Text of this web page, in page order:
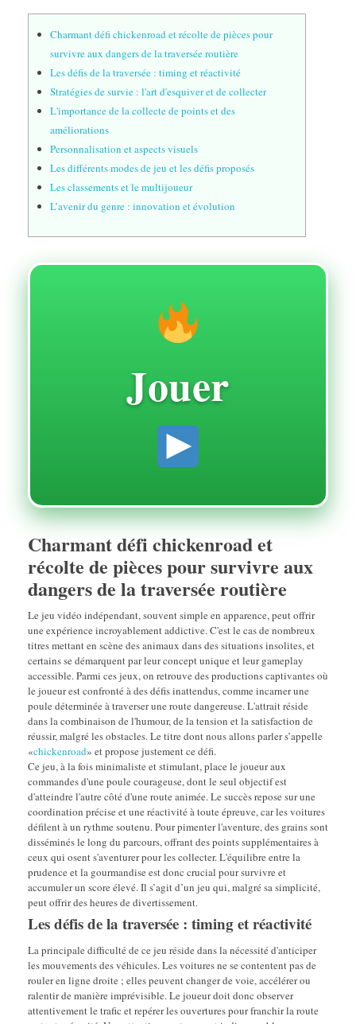
Charmant défi chickenroad et récolte de pièces pour
survivre aux dangers de la traversée routière
Les défis de la traversée : timing et réactivité
Stratégies de survie : l'art d'esquiver et de collecter
L'importance de la collecte de points et des
améliorations
Personnalisation et aspects visuels
Les différents modes de jeu et les défis proposés
Les classements et le multijoueur
L’avenir du genre : innovation et évolution
Jouer
Charmant défi chickenroad et
récolte de pièces pour survivre aux
dangers de la traversée routière
Le jeu vidéo indépendant, souvent simple en apparence, peut offrir
une expérience incroyablement addictive. C'est le cas de nombreux
titres mettant en scène des animaux dans des situations insolites, et
certains se démarquent par leur concept unique et leur gameplay
accessible. Parmi ces jeux, on retrouve des productions captivantes où
le joueur est confronté à des défis inattendus, comme incarner une
poule déterminée à traverser une route dangereuse. L'attrait réside
dans la combinaison de l'humour, de la tension et la satisfaction de
réussir, malgré les obstacles. Le titre dont nous allons parler s’appelle
«chickenroad» et propose justement ce défi.
Ce jeu, à la fois minimaliste et stimulant, place le joueur aux
commandes d'une poule courageuse, dont le seul objectif est
d'atteindre l'autre côté d'une route animée. Le succès repose sur une
coordination précise et une réactivité à toute épreuve, car les voitures
défilent à un rythme soutenu. Pour pimenter l'aventure, des grains sont
disséminés le long du parcours, offrant des points supplémentaires à
ceux qui osent s'aventurer pour les collecter. L'équilibre entre la
prudence et la gourmandise est donc crucial pour survivre et
accumuler un score élevé. Il s’agit d’un jeu qui, malgré sa simplicité,
peut offrir des heures de divertissement.
Les défis de la traversée : timing et réactivité
La principale difficulté de ce jeu réside dans la nécessité d'anticiper
les mouvements des véhicules. Les voitures ne se contentent pas de
rouler en ligne droite ; elles peuvent changer de voie, accélérer ou
ralentir de manière imprévisible. Le joueur doit donc observer
attentivement le trafic et repérer les ouvertures pour franchir la route